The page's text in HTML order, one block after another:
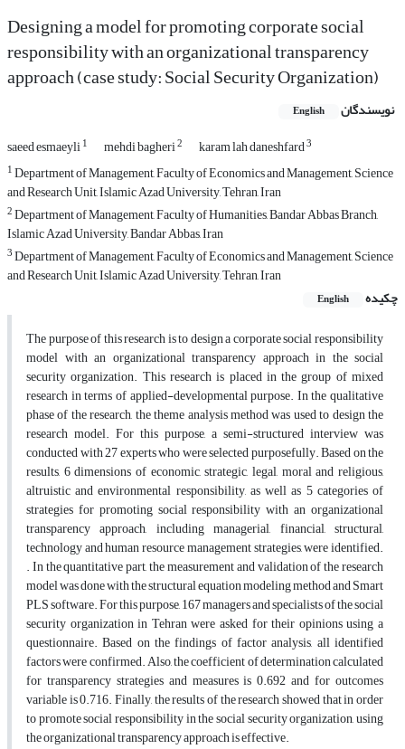
Designing a model for promoting corporate social
responsibility with an organizational transparency
approach (case study: Social Security Organization)
نویسندگان English
saeed esmaeyli1 mehdi bagheri2 karam lah daneshfard3
1Department of Management, Faculty of Economics and Management, Science
and Research Unit, Islamic Azad University, Tehran, Iran
2Department of Management, Faculty of Humanities, Bandar Abbas Branch,
Islamic Azad University, Bandar Abbas, Iran
3Department of ‌Management, Faculty of Economics and Management, Science
and Research ‌Unit, Islamic Azad University,‌ Tehran, Iran
چکیده
English
The purpose of this research is to design a corporate social responsibility
model with an organizational transparency approach in the social
security organization. This research is placed in the group of mixed
research in terms of applied-developmental purpose. In the qualitative
phase of the research, the theme analysis method was used to design the
research model. For this purpose, a semi-structured interview was
conducted with 27 experts who were selected purposefully. Based on the
results, 6 dimensions of economic, strategic, legal, moral and religious,
altruistic and environmental responsibility, as well as 5 categories of
strategies for promoting social responsibility with an organizational
transparency approach, including managerial, financial, structural,
technology and human resource management strategies, were identified.
. In the quantitative part, the measurement and validation of the research
model was done with the structural equation modeling method and Smart
PLS software. For this purpose, 167 managers and specialists of the social
security organization in Tehran were asked for their opinions using a
questionnaire. Based on the findings of factor analysis, all identified
factors were confirmed. Also, the coefficient of determination calculated
for transparency strategies and measures is 0.692 and for outcomes
variable is 0.716. Finally, the results of the research showed that in order
to promote social responsibility in the social security organization, using
the organizational transparency approach is effective.